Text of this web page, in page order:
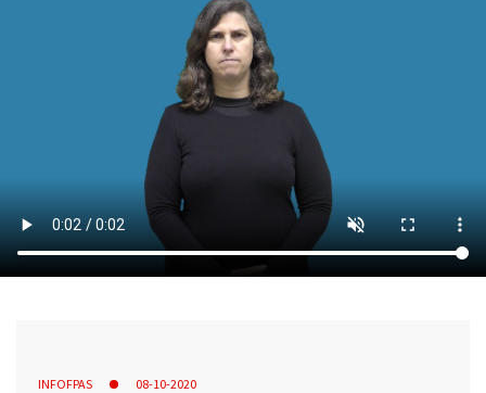
INFOFPAS 08-10-2020